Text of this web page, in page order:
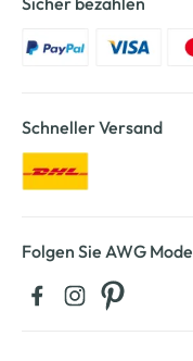
Schneller Versand
Folgen Sie AWG Mode